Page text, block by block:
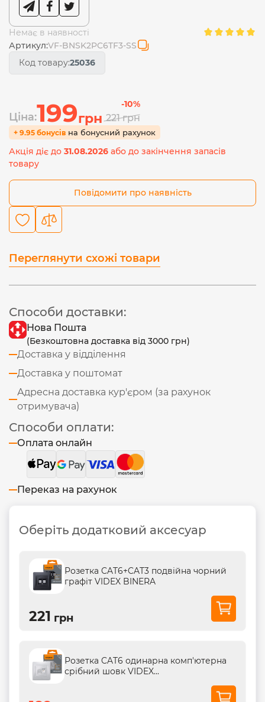
Немає в наявності
Артикул:VF-BNSK2PC6TF3-SS
Код товару:25036
Ціна:199грн
-10%
221грн
+ 9.95 бонусів на бонусний рахунок
Акція діє до 31.08.2026 або до закінчення запасів
товару
Повідомити про наявність
Переглянути схожі товари
Способи доставки:
Нова Пошта
(Безкоштовна доставка від 3000 грн)
Доставка у відділення
Доставка у поштомат
Адресна доставка кур'єром (за рахунок
отримувача)
Способи оплати:
Оплата онлайн
Переказ на рахунок
Оберіть додатковий аксесуар
Розетка CAT6+CAT3 подвійна чорний
графіт VIDEX BINERA
221 грн
Розетка CAT6 одинарна комп'ютерна
срібний шовк VIDEX...